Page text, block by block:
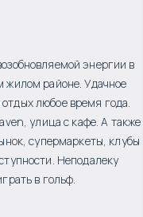
энергии в
жилом районе. Удачное
любое время года.
улица с кафе. А также
супермаркеты, клубы
Неподалеку
в гольф.